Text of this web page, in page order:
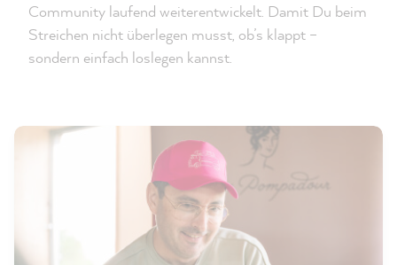
Community laufend weiterentwickelt. Damit Du beim
Streichen nicht überlegen musst, ob’s klappt –
sondern einfach loslegen kannst.